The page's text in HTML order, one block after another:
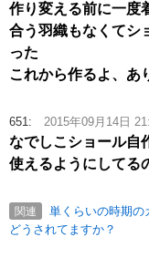
作り変える前に一度
合う羽織もなくてシ
った
これから作るよ、あ
651: 2015年09月14日
なでしこショール自
使えるようにしてる
関連
単くらいの時期の
どうされてますか？